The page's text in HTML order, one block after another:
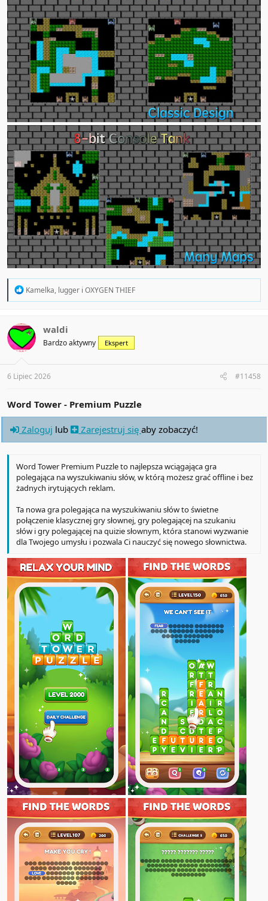
R
t
i
o
s
:
Kamelka, lugger i OXYGEN THIEF
waldi
Bardzo aktywny Ekspert
6 Lipiec 2026 #11458
Word Tower - Premium Puzzle
Zaloguj lub Zarejestruj się aby zobaczyć!
Word Tower Premium Puzzle to najlepsza wciągająca gra
polegająca na wyszukiwaniu słów, w którą możesz grać offline i bez
żadnych irytujących reklam.
Ta nowa gra polegająca na wyszukiwaniu słów to świetne
połączenie klasycznej gry słownej, gry polegającej na szukaniu
słów i gry polegającej na quizie słownym, która stanowi wyzwanie
dla Twojego umysłu i pozwala Ci nauczyć się nowego słownictwa.